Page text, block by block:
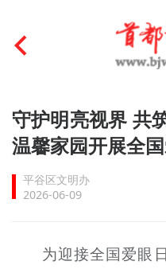
首页
文明创建
文明实践
未成年人思想道德建设
守护明亮视界 共
温馨家园开展全
平谷区文明办
2026-06-09
为迎接全国爱眼